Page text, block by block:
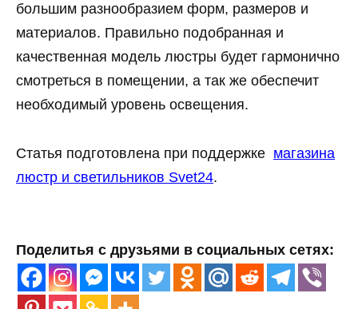
большим разнообразием форм, размеров и
материалов. Правильно подобранная и
качественная модель люстры будет гармонично
смотреться в помещении, а так же обеспечит
необходимый уровень освещения.
Статья подготовлена при поддержке магазина
люстр и светильников Svet24.
Поделитья с друзьями в социальных сетях: